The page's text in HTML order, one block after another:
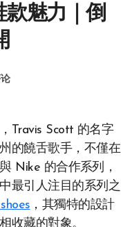
魅力｜倒
的饒舌歌手，不僅在
Nike 的合作系列，
最引人注目的系列之
，其獨特的設計
收藏的對象。